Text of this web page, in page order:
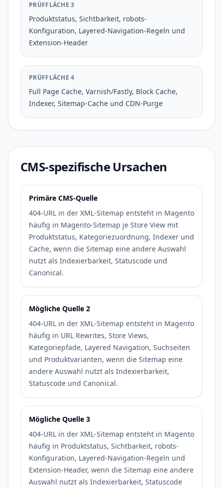
PRÜFFLÄCHE 3
Produktstatus, Sichtbarkeit, robots-
Konfiguration, Layered-Navigation-Regeln und
Extension-Header
PRÜFFLÄCHE 4
Full Page Cache, Varnish/Fastly, Block Cache,
Indexer, Sitemap-Cache und CDN-Purge
CMS-spezifische Ursachen
Primäre CMS-Quelle
404-URL in der XML-Sitemap entsteht in Magento
häufig in Magento-Sitemap je Store View mit
Produktstatus, Kategoriezuordnung, Indexer und
Cache, wenn die Sitemap eine andere Auswahl
nutzt als Indexierbarkeit, Statuscode und
Canonical.
Mögliche Quelle 2
404-URL in der XML-Sitemap entsteht in Magento
häufig in URL Rewrites, Store Views,
Kategoriepfade, Layered Navigation, Suchseiten
und Produktvarianten, wenn die Sitemap eine
andere Auswahl nutzt als Indexierbarkeit,
Statuscode und Canonical.
Mögliche Quelle 3
404-URL in der XML-Sitemap entsteht in Magento
häufig in Produktstatus, Sichtbarkeit, robots-
Konfiguration, Layered-Navigation-Regeln und
Extension-Header, wenn die Sitemap eine andere
Auswahl nutzt als Indexierbarkeit, Statuscode